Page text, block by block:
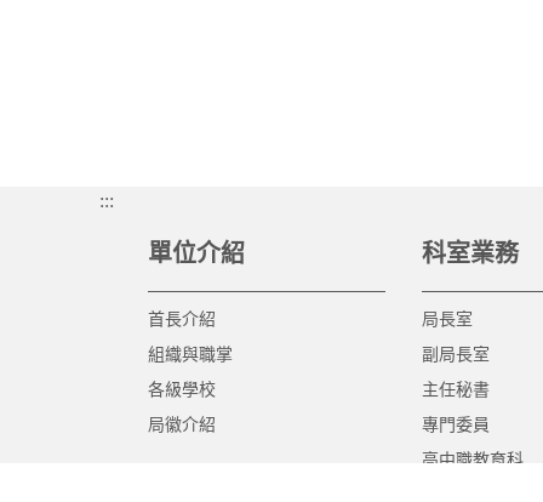
:::
單位介紹
首長介紹
組織與職掌
各級學校
局徽介紹
科室業務
局長室
副局長室
主任秘書
專門委員
高中職教育科